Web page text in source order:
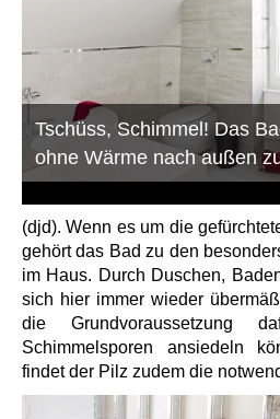
Tschüss, Schimmel! Das
ohne Wärme nach außen
(djd). Wenn es um die
gehört das Bad zu den
im Haus. Durch Duschen,
sich hier immer wieder
die Grundvoraussetzung
Schimmelsporen ansiedeln
findet der Pilz zudem die